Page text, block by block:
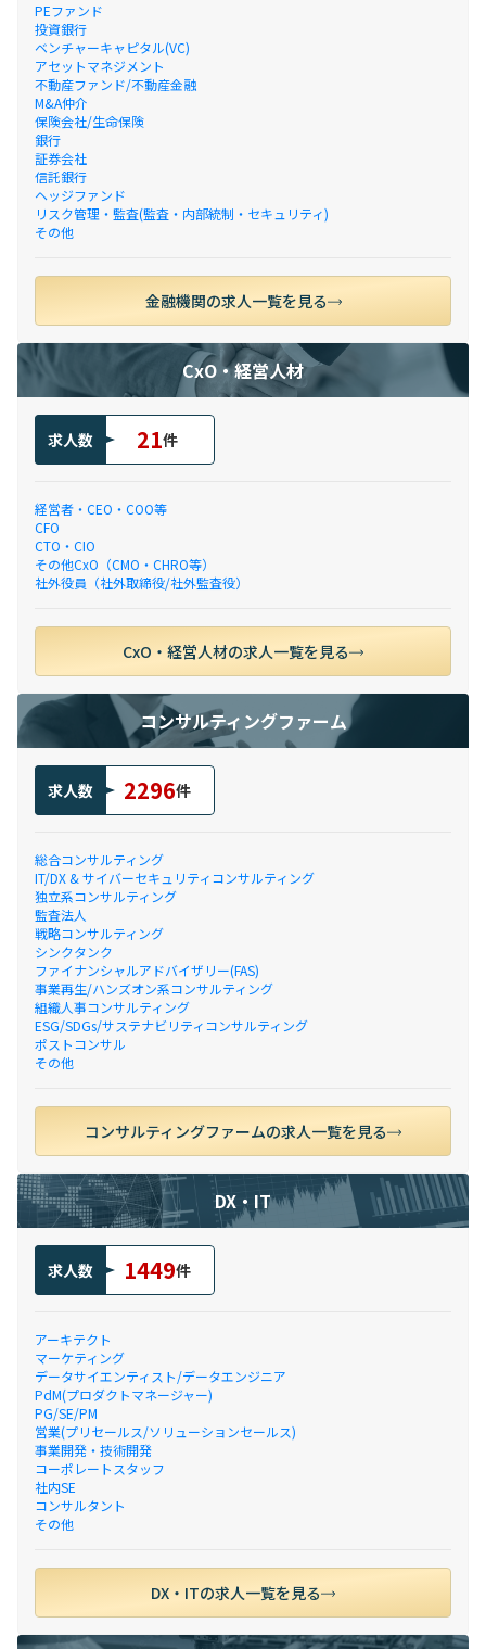
PEファンド
投資銀行
ベンチャーキャピタル(VC)
アセットマネジメント
不動産ファンド/不動産金融
M&A仲介
保険会社/生命保険
銀行
証券会社
信託銀行
ヘッジファンド
リスク管理・監査(監査・内部統制・セキュリティ)
その他
金融機関の求人一覧を見る
CxO・経営人材
求人数 21件
経営者・CEO・COO等
CFO
CTO・CIO
その他CxO（CMO・CHRO等）
社外役員（社外取締役/社外監査役）
CxO・経営人材の求人一覧を見る
コンサルティングファーム
求人数 2296件
総合コンサルティング
IT/DX & サイバーセキュリティコンサルティング
独立系コンサルティング
監査法人
戦略コンサルティング
シンクタンク
ファイナンシャルアドバイザリー(FAS)
事業再生/ハンズオン系コンサルティング
組織人事コンサルティング
ESG/SDGs/サステナビリティコンサルティング
ポストコンサル
その他
コンサルティングファームの求人一覧を見る
DX・IT
求人数 1449件
アーキテクト
マーケティング
データサイエンティスト/データエンジニア
PdM(プロダクトマネージャー)
PG/SE/PM
営業(プリセールス/ソリューションセールス)
事業開発・技術開発
コーポレートスタッフ
社内SE
コンサルタント
その他
DX・ITの求人一覧を見る